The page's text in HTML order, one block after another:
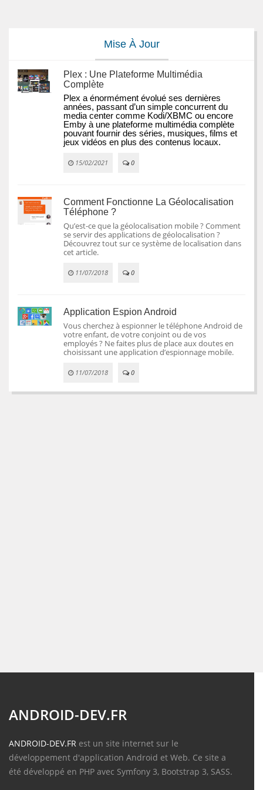
Mise À Jour
Plex : Une Plateforme Multimédia
Complète
Plex a énormément évolué ses dernières
années, passant d’un simple concurrent du
media center comme Kodi/XBMC ou encore
Emby à une plateforme multimédia complète
pouvant fournir des séries, musiques, films et
jeux vidéos en plus des contenus locaux.
15/02/2021 0
Comment Fonctionne La Géolocalisation
Téléphone ?
Qu’est-ce que la géolocalisation mobile ? Comment
se servir des applications de géolocalisation ?
Découvrez tout sur ce système de localisation dans
cet article.
11/07/2018 0
Application Espion Android
Vous cherchez à espionner le téléphone Android de
votre enfant, de votre conjoint ou de vos
employés ? Ne faites plus de place aux doutes en
choisissant une application d’espionnage mobile.
11/07/2018 0
ANDROID-DEV.FR
ANDROID-DEV.FR est un site internet sur le
développement d'application Android et Web. Ce site a
été développé en PHP avec Symfony 3, Bootstrap 3, SASS.